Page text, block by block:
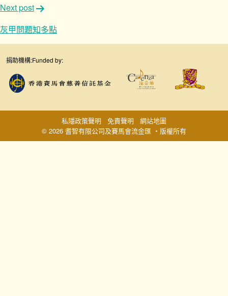
覽
Next post
灰甲問題知多點
捐助機構:Funded by:
© 2026 耆智有限公司及賽馬會流金匯 ‧版權所有
私隱政策聲明 免責聲明 網站地圖